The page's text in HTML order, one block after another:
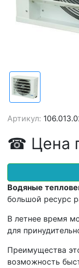
Артикул:
☎ Цена
Водяные
большой ресурс
В летнее время
для
Преимущества
возможность